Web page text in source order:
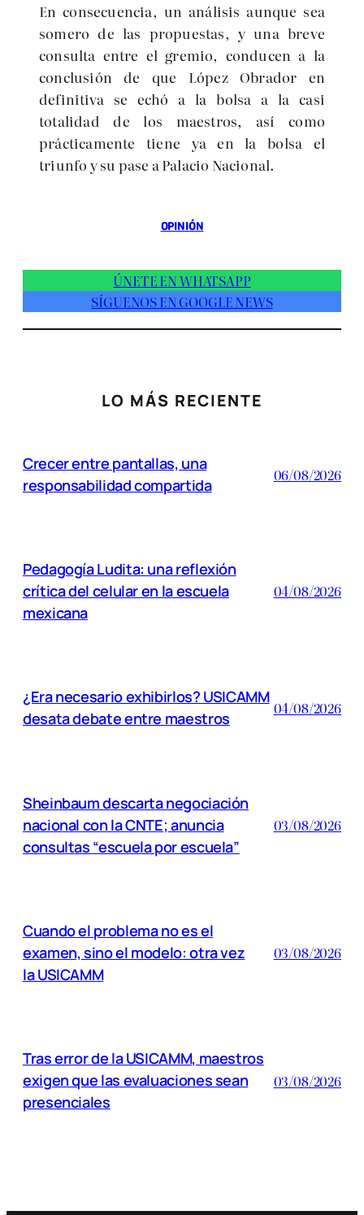
En consecuencia, un análisis aunque sea
somero de las propuestas, y una breve
consulta entre el gremio, conducen a la
conclusión de que López Obrador en
definitiva se echó a la bolsa a la casi
totalidad de los maestros, así como
prácticamente tiene ya en la bolsa el
triunfo y su pase a Palacio Nacional.
OPINIÓN
ÚNETE EN WHATSAPP
SÍGUENOS EN GOOGLE NEWS
LO MÁS RECIENTE
Crecer entre pantallas, una
responsabilidad compartida
06/08/2026
Pedagogía Ludita: una reflexión
crítica del celular en la escuela
mexicana
04/08/2026
¿Era necesario exhibirlos? USICAMM
desata debate entre maestros
04/08/2026
Sheinbaum descarta negociación
nacional con la CNTE; anuncia
consultas “escuela por escuela”
03/08/2026
Cuando el problema no es el
examen, sino el modelo: otra vez
la USICAMM
03/08/2026
Tras error de la USICAMM, maestros
exigen que las evaluaciones sean
presenciales
03/08/2026